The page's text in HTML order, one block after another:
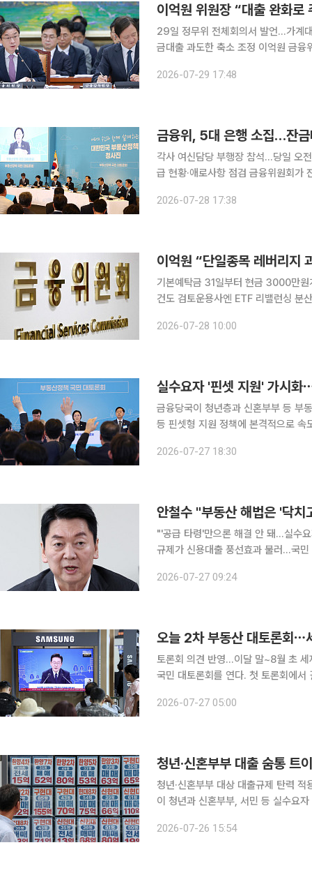
이억원 위원장 “대출 완화로
29일 정무위 전체회의서 발언…가계
금대출 과도한 축소 조정 이억원 금융위원장이 가계대출과 부동산대출에 대한 총량관리 기조를 유
2026-07-29 17:48
금융위, 5대 은행 소집…잔
각사 여신담당 부행장 참석…당일 오
급 현황·애로사항 점검 금융위원회가 잔금대출을 포함한 집단대출 보완 방안을 논의하기 위해 5대
은행(KB국민·신한·하나·우리·NH농
2026-07-28 17:38
이억원 “단일종목 레버리지
기본예탁금 31일부터 현금 3000만
건도 검토운용사엔 ETF 리밸런싱 분산 당부
비롯한 추가 규제를 검토하겠다고 밝
2026-07-28 10:00
실수요자 '핀셋 지원' 가시
금융당국이 청년층과 신혼부부 등 부
등 핀셋형 지원 정책에 본격적으로
리 주재로 열린 '부동산정책 국민 대
2026-07-27 18:30
안철수 "부동산 해법은 '닥
"'공급 타령'만으론 해결 안 돼…실수
규제가 신용대출 풍선효과 불러…국민 '대출 모라토리움'
2026-07-27 09:24
오늘 2차 부동산 대토론회⋯
토론회 의견 반영…이달 말~8월 초 세제개편안 확정 정부가 부동산 정
국민 대토론회를 연다. 첫 토론회에
일 정부 등에 따르면 한성숙 국무총리
2026-07-27 05:00
청년·신혼부부 대출 숨통 트
청년·신혼부부 대상 대출규제 탄력 적용
이 청년과 신혼부부, 서민 등 실수요
2026-07-26 15:54